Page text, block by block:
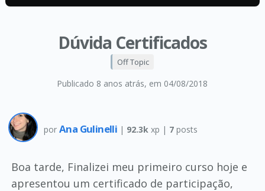
Dúvida Certificados
Publicado 8 anos atrás, em 04/08/2018
Off Topic
por Ana Gulinelli | 92.3k xp | 7posts
Boa tarde, Finalizei meu primeiro curso hoje e
apresentou um certificado de participação,